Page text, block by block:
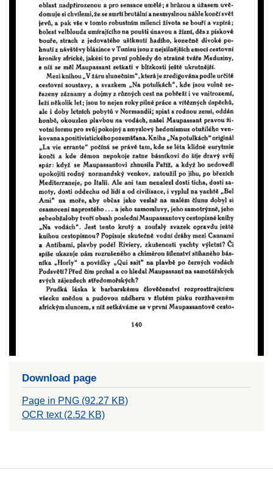
Download page
Page in PNG (92.27 KB)
OCR text (2.52 KB)